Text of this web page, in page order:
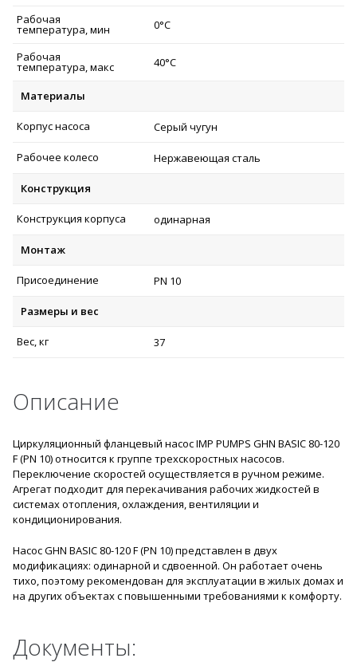
Рабочая
температура, мин 0°C
Рабочая
температура, макс 40°C
Материалы
Корпус насоса Серый чугун
Рабочее колесо Нержавеющая сталь
Конструкция
Конструкция корпуса одинарная
Монтаж
Присоединение PN 10
Размеры и вес
Вес, кг 37
Описание
Циркуляционный фланцевый насос IMP PUMPS GHN BASIC 80-120
F (PN 10) относится к группе трехскоростных насосов.
Переключение скоростей осуществляется в ручном режиме.
Агрегат подходит для перекачивания рабочих жидкостей в
системах отопления, охлаждения, вентиляции и
кондиционирования.
Насос GHN BASIC 80-120 F (PN 10) представлен в двух
модификациях: одинарной и сдвоенной. Он работает очень
тихо, поэтому рекомендован для эксплуатации в жилых домах и
на других объектах с повышенными требованиями к комфорту.
Документы: